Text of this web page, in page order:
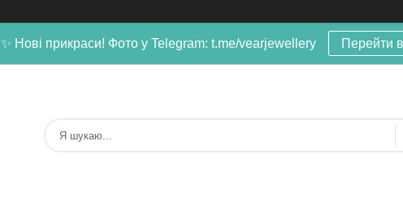
✨ Нові прикраси! Фото у Telegram: t.me/vearjewellery Перейти